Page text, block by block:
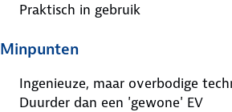
Praktisch in gebruik
Minpunten
Ingenieuze, maar overbodige
Duurder dan een 'gewone' EV